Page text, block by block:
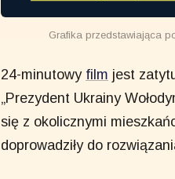
Grafika przedstawiająca
24-minutowy film jest
„Prezydent Ukrainy
się z okolicznymi
doprowadziły do